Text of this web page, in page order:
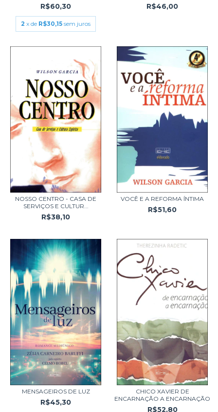
R$60,30
2 x de R$30,15 sem juros
R$46,00
NOSSO CENTRO - CASA DE
SERVIÇOS E CULTUR...
R$38,10
VOCÊ E A REFORMA ÍNTIMA
R$51,60
MENSAGEIROS DE LUZ
R$45,30
CHICO XAVIER DE
ENCARNAÇÃO A ENCARNAÇÃO
R$52,80